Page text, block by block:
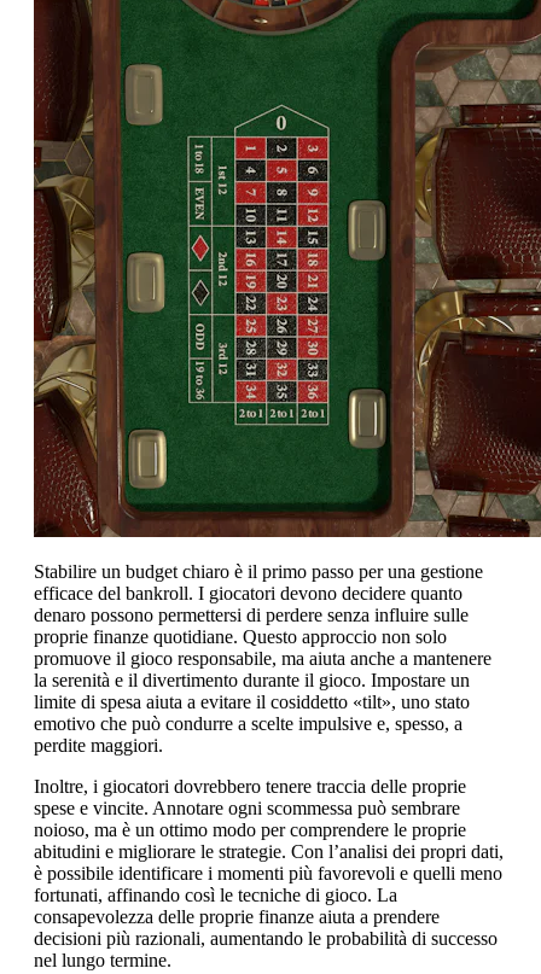
Stabilire un budget chiaro è il primo passo per una gestione
efficace del bankroll. I giocatori devono decidere quanto
denaro possono permettersi di perdere senza influire sulle
proprie finanze quotidiane. Questo approccio non solo
promuove il gioco responsabile, ma aiuta anche a mantenere
la serenità e il divertimento durante il gioco. Impostare un
limite di spesa aiuta a evitare il cosiddetto «tilt», uno stato
emotivo che può condurre a scelte impulsive e, spesso, a
perdite maggiori.
Inoltre, i giocatori dovrebbero tenere traccia delle proprie
spese e vincite. Annotare ogni scommessa può sembrare
noioso, ma è un ottimo modo per comprendere le proprie
abitudini e migliorare le strategie. Con l’analisi dei propri dati,
è possibile identificare i momenti più favorevoli e quelli meno
fortunati, affinando così le tecniche di gioco. La
consapevolezza delle proprie finanze aiuta a prendere
decisioni più razionali, aumentando le probabilità di successo
nel lungo termine.